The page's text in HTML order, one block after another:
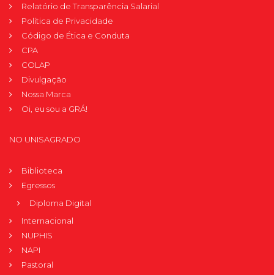
Relatório de Transparência Salarial
Política de Privacidade
Código de Ética e Conduta
CPA
COLAP
Divulgação
Nossa Marca
Oi, eu sou a GRÁ!
NO UNISAGRADO
Biblioteca
Egressos
Diploma Digital
Internacional
NUPHIS
NAPI
Pastoral